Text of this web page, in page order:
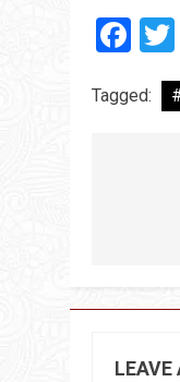
Tagged:
LEAVE